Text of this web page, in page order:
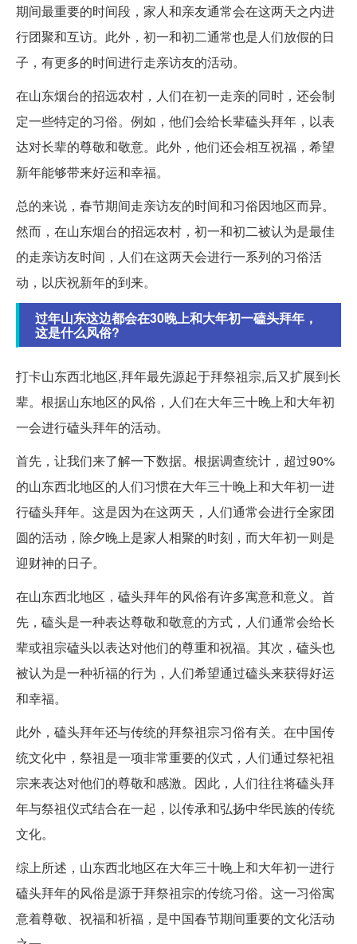
期间最重要的时间段，家人和亲友通常会在这两天之内进
行团聚和互访。此外，初一和初二通常也是人们放假的日
子，有更多的时间进行走亲访友的活动。
在山东烟台的招远农村，人们在初一走亲的同时，还会制
定一些特定的习俗。例如，他们会给长辈磕头拜年，以表
达对长辈的尊敬和敬意。此外，他们还会相互祝福，希望
新年能够带来好运和幸福。
总的来说，春节期间走亲访友的时间和习俗因地区而异。
然而，在山东烟台的招远农村，初一和初二被认为是最佳
的走亲访友时间，人们在这两天会进行一系列的习俗活
动，以庆祝新年的到来。
过年山东这边都会在30晚上和大年初一磕头拜年，
这是什么风俗?
打卡山东西北地区,拜年最先源起于拜祭祖宗,后又扩展到长
辈。根据山东地区的风俗，人们在大年三十晚上和大年初
一会进行磕头拜年的活动。
首先，让我们来了解一下数据。根据调查统计，超过90%
的山东西北地区的人们习惯在大年三十晚上和大年初一进
行磕头拜年。这是因为在这两天，人们通常会进行全家团
圆的活动，除夕晚上是家人相聚的时刻，而大年初一则是
迎财神的日子。
在山东西北地区，磕头拜年的风俗有许多寓意和意义。首
先，磕头是一种表达尊敬和敬意的方式，人们通常会给长
辈或祖宗磕头以表达对他们的尊重和祝福。其次，磕头也
被认为是一种祈福的行为，人们希望通过磕头来获得好运
和幸福。
此外，磕头拜年还与传统的拜祭祖宗习俗有关。在中国传
统文化中，祭祖是一项非常重要的仪式，人们通过祭祀祖
宗来表达对他们的尊敬和感激。因此，人们往往将磕头拜
年与祭祖仪式结合在一起，以传承和弘扬中华民族的传统
文化。
综上所述，山东西北地区在大年三十晚上和大年初一进行
磕头拜年的风俗是源于拜祭祖宗的传统习俗。这一习俗寓
意着尊敬、祝福和祈福，是中国春节期间重要的文化活动